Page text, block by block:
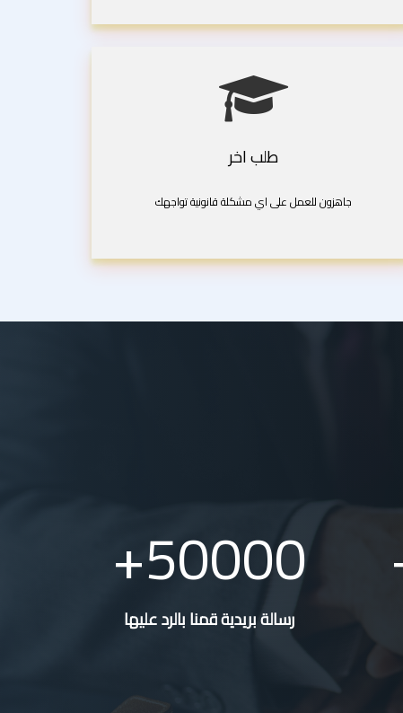
طلب اخر
جاهزون للعمل على اي مشكلة قانونية تواجهك
50000
رسالة بريدية قمنا بالرد عليها